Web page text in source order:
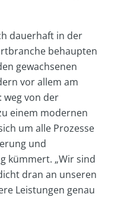
dauerhaft in der
behaupten
gewachsenen
vor allem am
von der
einem modernen
um alle Prozesse
und
kümmert. „Wir sind
dran an unseren
Leistungen genau